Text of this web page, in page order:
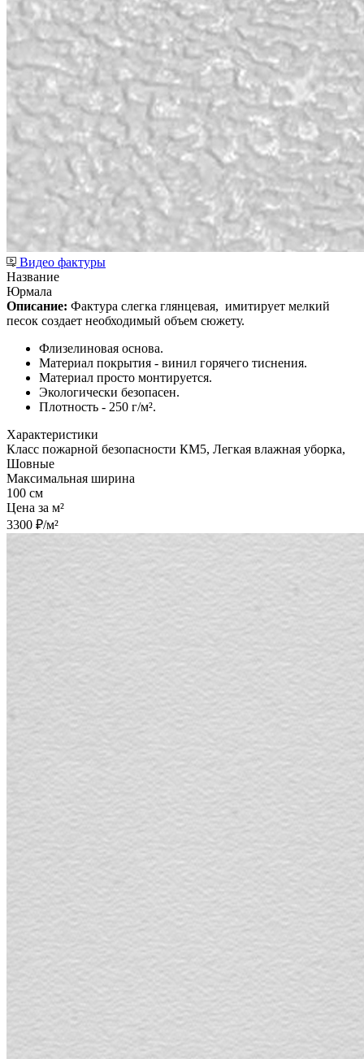
Видео фактуры
Название
Юрмала
Описание: Фактура слегка глянцевая, имитирует мелкий
песок создает необходимый объем сюжету.
Флизелиновая основа.
Материал покрытия - винил горячего тиснения.
Материал просто монтируется.
Экологически безопасен.
Плотность - 250 г/м².
Характеристики
Класс пожарной безопасности КМ5, Легкая влажная уборка,
Шовные
Максимальная ширина
100 см
Цена за м²
3300 ₽/м²